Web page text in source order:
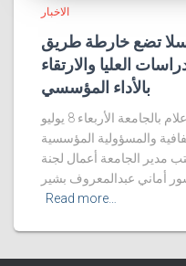
الاخبار
تضع خارطة طريق
العليا والارتقاء
بالأداء المؤسسي
إعداد : إدارة العلاقات العامة والإعلام بالجامعة الأربعاء 8 يوليو
والمسؤولية المؤسسية
مدير الجامعة أعمال لجنة
Read more…